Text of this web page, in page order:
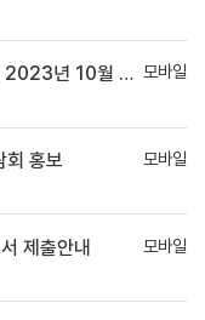
한국과학기술정보연구원(KISTI) 2023년 10월 전문교육 운영 안내 모바일
홍보
모바일
제출안내
모바일